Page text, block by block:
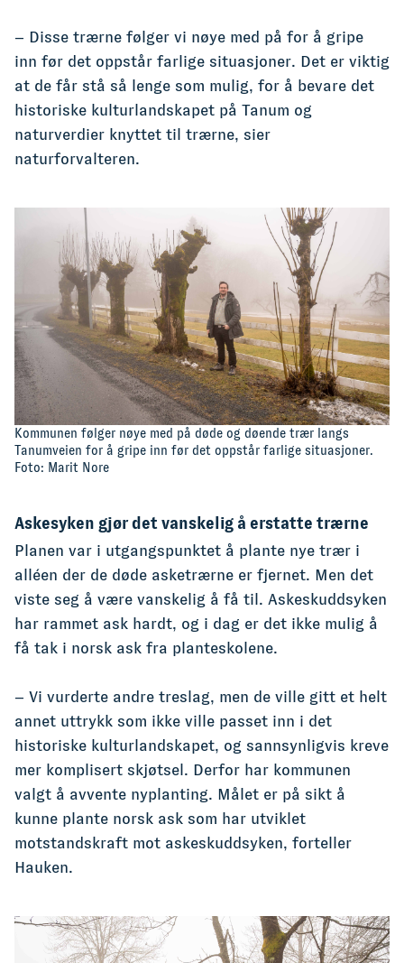
– Disse trærne følger vi nøye med på for å gripe
inn før det oppstår farlige situasjoner. Det er viktig
at de får stå så lenge som mulig, for å bevare det
historiske kulturlandskapet på Tanum og
naturverdier knyttet til trærne, sier
naturforvalteren.
Kommunen følger nøye med på døde og døende trær langs
Tanumveien for å gripe inn før det oppstår farlige situasjoner.
Foto: Marit Nore
Askesyken gjør det vanskelig å erstatte trærne
Planen var i utgangspunktet å plante nye trær i
alléen der de døde asketrærne er fjernet. Men det
viste seg å være vanskelig å få til. Askeskuddsyken
har rammet ask hardt, og i dag er det ikke mulig å
få tak i norsk ask fra planteskolene.
– Vi vurderte andre treslag, men de ville gitt et helt
annet uttrykk som ikke ville passet inn i det
historiske kulturlandskapet, og sannsynligvis kreve
mer komplisert skjøtsel. Derfor har kommunen
valgt å avvente nyplanting. Målet er på sikt å
kunne plante norsk ask som har utviklet
motstandskraft mot askeskuddsyken, forteller
Hauken.